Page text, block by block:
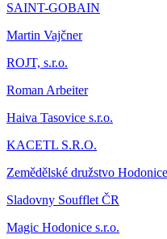
SAINT-GOBAIN
Martin Vajčner
ROJT, s.r.o.
Roman Arbeiter
Haiva Tasovice s.r.o.
KACETL S.R.O.
Zemědělské družstvo Hodonice
Sladovny Soufflet ČR
Magic Hodonice s.r.o.